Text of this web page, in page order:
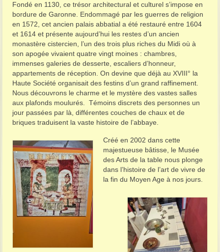
Fondé en 1130, ce trésor architectural et culturel s’impose en
bordure de Garonne. Endommagé par les guerres de religion
en 1572, cet ancien palais abbatial a été restauré entre 1604
et 1614 et présente aujourd’hui les restes d’un ancien
monastère cistercien, l’un des trois plus riches du Midi où à
son apogée vivaient quatre vingt moines : chambres,
immenses galeries de desserte, escaliers d’honneur,
appartements de réception. On devine que déjà au XVIII° la
Haute Société organisait des festins d’un grand raffinement.
Nous découvrons le charme et le mystère des vastes salles
aux plafonds moulurés. Témoins discrets des personnes un
jour passées par là, différentes couches de chaux et de
briques traduisent la vaste histoire de l’abbaye.
Créé en 2002 dans cette
majestueuse bâtisse, le Musée
des Arts de la table nous plonge
dans l’histoire de l’art de vivre de
la fin du Moyen Age à nos jours.